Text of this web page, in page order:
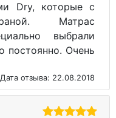
Dry, которые с
Матрас
выбрали
постоянно. Очень
Дата отзыва: 22.08.2018